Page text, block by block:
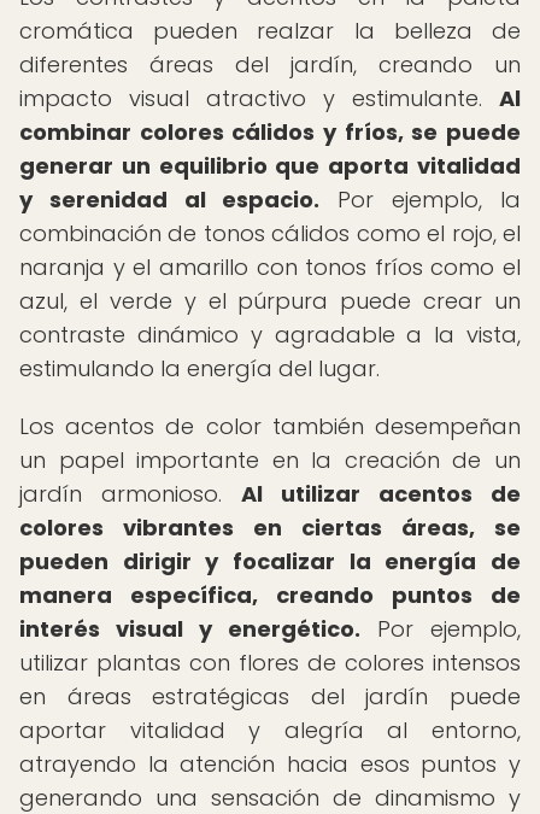
cromática pueden realzar la belleza de
diferentes áreas del jardín, creando un
impacto visual atractivo y estimulante. Al
combinar colores cálidos y fríos, se puede
generar un equilibrio que aporta vitalidad
y serenidad al espacio. Por ejemplo, la
combinación de tonos cálidos como el rojo, el
naranja y el amarillo con tonos fríos como el
azul, el verde y el púrpura puede crear un
contraste dinámico y agradable a la vista,
estimulando la energía del lugar.
Los acentos de color también desempeñan
un papel importante en la creación de un
jardín armonioso. Al utilizar acentos de
colores vibrantes en ciertas áreas, se
pueden dirigir y focalizar la energía de
manera específica, creando puntos de
interés visual y energético. Por ejemplo,
utilizar plantas con flores de colores intensos
en áreas estratégicas del jardín puede
aportar vitalidad y alegría al entorno,
atrayendo la atención hacia esos puntos y
generando una sensación de dinamismo y